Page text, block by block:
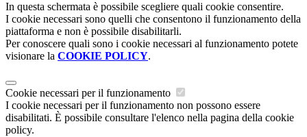
In questa schermata è possibile scegliere quali cookie consentire.
I cookie necessari sono quelli che consentono il funzionamento della
piattaforma e non è possibile disabilitarli.
Per conoscere quali sono i cookie necessari al funzionamento potete
visionare la COOKIE POLICY.
Cookie necessari per il funzionamento
I cookie necessari per il funzionamento non possono essere
disabilitati. È possibile consultare l'elenco nella pagina della cookie
policy.